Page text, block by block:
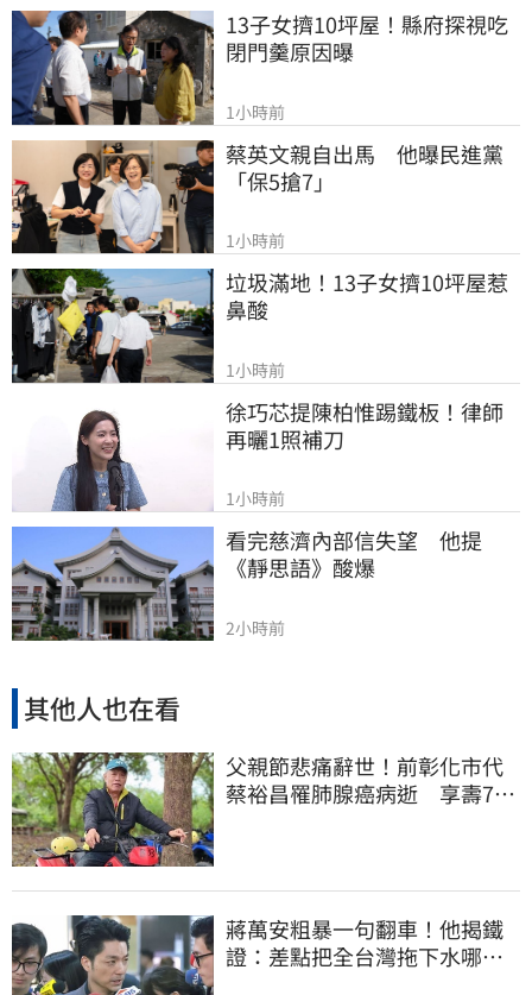
13子女擠10坪屋！縣府探視吃
閉門羹原因曝
1小時前
蔡英文親自出馬　他曝民進黨
「保5搶7」
1小時前
垃圾滿地！13子女擠10坪屋惹
鼻酸
1小時前
徐巧芯提陳柏惟踢鐵板！律師
再曬1照補刀
1小時前
看完慈濟內部信失望　他提
《靜思語》酸爆
2小時前
其他人也在看
父親節悲痛辭世！前彰化市代
蔡裕昌罹肺腺癌病逝 享壽71
蔣萬安粗暴一句翻車！他揭鐵
證：差點把全台灣拖下水哪時